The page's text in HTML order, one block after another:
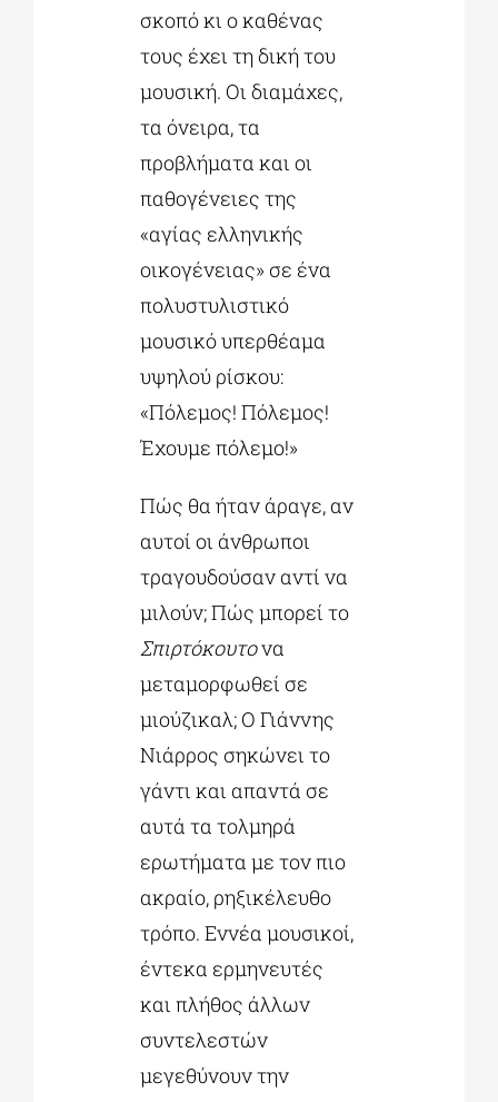
σκοπό κι ο καθένας
τους έχει τη δική του
μουσική. Oι διαμάχες,
τα όνειρα, τα
προβλήματα και οι
παθογένειες της
«αγίας ελληνικής
οικογένειας» σε ένα
πολυστυλιστικό
μουσικό υπερθέαμα
υψηλού ρίσκου:
«Πόλεμος! Πόλεμος!
Έχουμε πόλεμο!»
Πώς θα ήταν άραγε, αν
αυτοί οι άνθρωποι
τραγουδούσαν αντί να
μιλούν; Πώς μπορεί το
Σπιρτόκουτονα
μεταμορφωθεί σε
μιούζικαλ; Ο Γιάννης
Νιάρρος σηκώνει το
γάντι και απαντά σε
αυτά τα τολμηρά
ερωτήματα με τον πιο
ακραίο, ρηξικέλευθο
τρόπο. Εννέα μουσικοί,
έντεκα ερμηνευτές
και πλήθος άλλων
συντελεστών
μεγεθύνουν την